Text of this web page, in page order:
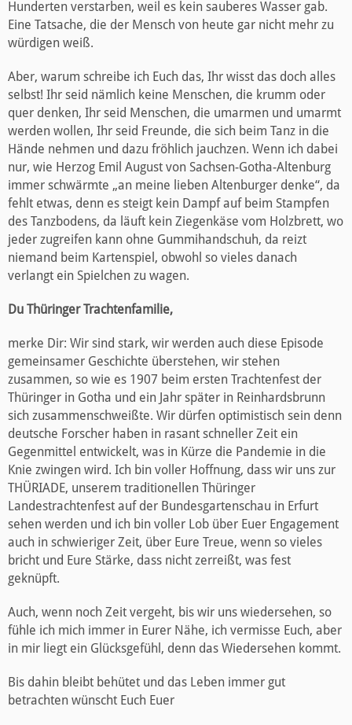
Hunderten verstarben, weil es kein sauberes Wasser gab.
Eine Tatsache, die der Mensch von heute gar nicht mehr zu
würdigen weiß.
Aber, warum schreibe ich Euch das, Ihr wisst das doch alles
selbst! Ihr seid nämlich keine Menschen, die krumm oder
quer denken, Ihr seid Menschen, die umarmen und umarmt
werden wollen, Ihr seid Freunde, die sich beim Tanz in die
Hände nehmen und dazu fröhlich jauchzen. Wenn ich dabei
nur, wie Herzog Emil August von Sachsen-Gotha-Altenburg
immer schwärmte „an meine lieben Altenburger denke“, da
fehlt etwas, denn es steigt kein Dampf auf beim Stampfen
des Tanzbodens, da läuft kein Ziegenkäse vom Holzbrett, wo
jeder zugreifen kann ohne Gummihandschuh, da reizt
niemand beim Kartenspiel, obwohl so vieles danach
verlangt ein Spielchen zu wagen.
Du Thüringer Trachtenfamilie,
merke Dir: Wir sind stark, wir werden auch diese Episode
gemeinsamer Geschichte überstehen, wir stehen
zusammen, so wie es 1907 beim ersten Trachtenfest der
Thüringer in Gotha und ein Jahr später in Reinhardsbrunn
sich zusammenschweißte. Wir dürfen optimistisch sein denn
deutsche Forscher haben in rasant schneller Zeit ein
Gegenmittel entwickelt, was in Kürze die Pandemie in die
Knie zwingen wird. Ich bin voller Hoffnung, dass wir uns zur
THÜRIADE, unserem traditionellen Thüringer
Landestrachtenfest auf der Bundesgartenschau in Erfurt
sehen werden und ich bin voller Lob über Euer Engagement
auch in schwieriger Zeit, über Eure Treue, wenn so vieles
bricht und Eure Stärke, dass nicht zerreißt, was fest
geknüpft.
Auch, wenn noch Zeit vergeht, bis wir uns wiedersehen, so
fühle ich mich immer in Eurer Nähe, ich vermisse Euch, aber
in mir liegt ein Glücksgefühl, denn das Wiedersehen kommt.
Bis dahin bleibt behütet und das Leben immer gut
betrachten wünscht Euch Euer